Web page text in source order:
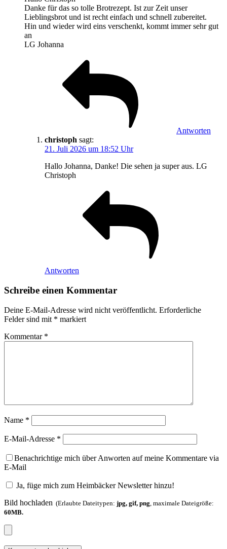
Danke für das so tolle Brotrezept. Ist zur Zeit unser
Lieblingsbrot und ist recht einfach und schnell zubereitet.
Hin und wieder wird eins verschenkt, kommt immer sehr gut
an
LG Johanna
Antworten
christoph sagt:
21. Juli 2026 um 18:52 Uhr
Hallo Johanna, Danke! Die sehen ja super aus. LG
Christoph
Antworten
Schreibe einen Kommentar
Deine E-Mail-Adresse wird nicht veröffentlicht. Erforderliche
Felder sind mit * markiert
Kommentar *
Name *
E-Mail-Adresse *
Benachrichtige mich über Anworten auf meine Kommentare via
E-Mail
Ja, füge mich zum Heimbäcker Newsletter hinzu!
Bild hochladen (Erlaubte Dateitypen: jpg, gif, png , maximale Dateigröße:
60MB.